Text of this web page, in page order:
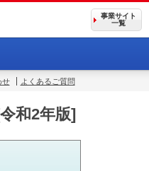
事業サイト
一覧
せ よくあるご質問
和2年版]